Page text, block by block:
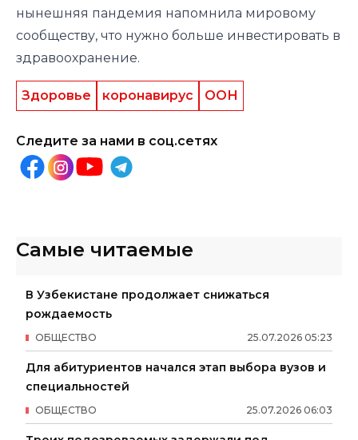
нынешняя пандемия напомнила мировому
сообществу, что нужно больше инвестировать в
здравоохранение.
Здоровье коронавирус ООН
Следите за нами в соц.сетях
Самые читаемые
В Узбекистане продолжает снижаться
рождаемость
25.07.2026 05:23
ОБЩЕСТВО
Для абитуриентов начался этап выбора вузов и
специальностей
25.07.2026 06:03
ОБЩЕСТВО